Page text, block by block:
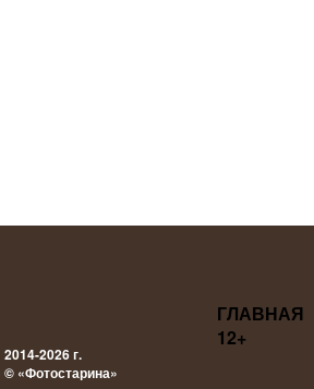
2014-2026 г.
© «Фотостарина»
ГЛАВНАЯ
12+